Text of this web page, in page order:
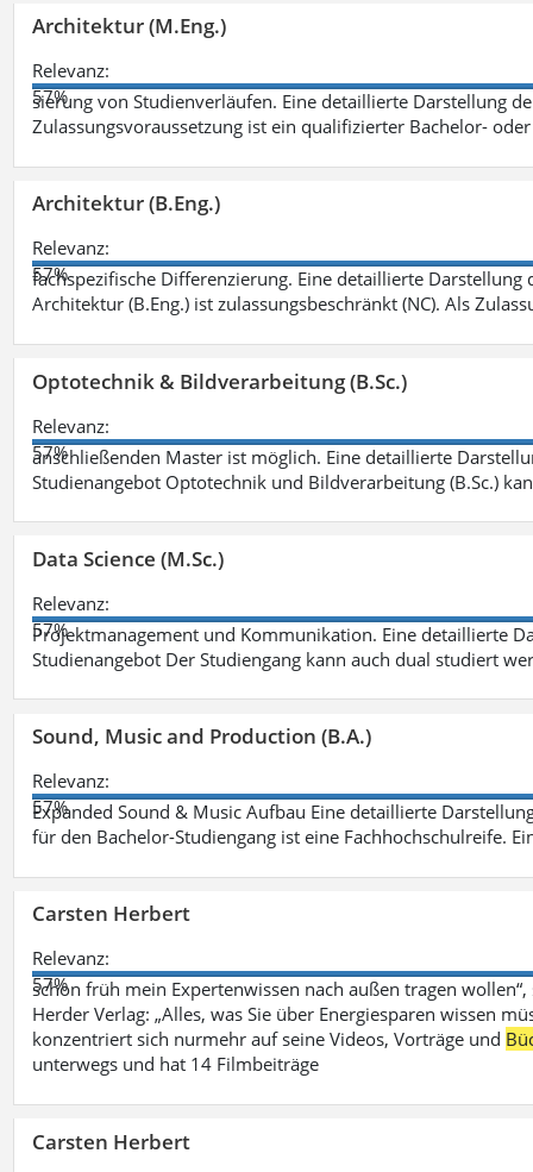
Architektur (M.Eng.)
Relevanz:
57%
sierung von Studienverläufen. Eine detaillierte Darstellung
Zulassungsvoraussetzung ist ein qualifizierter Bachelor-
Architektur (B.Eng.)
Relevanz:
57%
fachspezifische Differenzierung. Eine detaillierte
Architektur (B.Eng.) ist zulassungsbeschränkt (NC). Als
Optotechnik & Bildverarbeitung (B.Sc.)
Relevanz:
57%
anschließenden Master ist möglich. Eine detaillierte
Studienangebot Optotechnik und Bildverarbeitung (B.Sc.)
Data Science (M.Sc.)
Relevanz:
57%
Projektmanagement und Kommunikation. Eine detaillierte
Studienangebot Der Studiengang kann auch dual studiert
Sound, Music and Production (B.A.)
Relevanz:
57%
Expanded Sound & Music Aufbau Eine detaillierte
für den Bachelor-Studiengang ist eine Fachhochschulreife.
Carsten Herbert
Relevanz:
57%
schon früh mein Expertenwissen nach außen tragen
Herder Verlag: „Alles, was Sie über Energiesparen wissen
konzentriert sich nurmehr auf seine Videos, Vorträge und
unterwegs und hat 14 Filmbeiträge
Carsten Herbert